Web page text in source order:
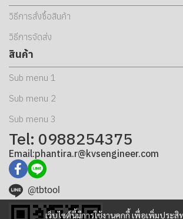
เว็บไซต์นี้มีการใช้งานคุกกี้ เพื่อเพิ่มประ
วิธีการสั่งซื้อสินค้า
วิธีการจัดส่ง
สินค้า
Sub menu 1
Sub menu 2
Sub menu 3
Tel: 0988254375
Email:phantira.r@kvsengineer.com
@tbtool